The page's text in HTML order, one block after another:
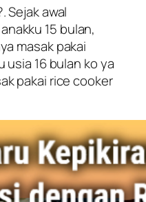
Sejak awal
15 bulan,
masak pakai
16 bulan ko ya
pakai rice cooker